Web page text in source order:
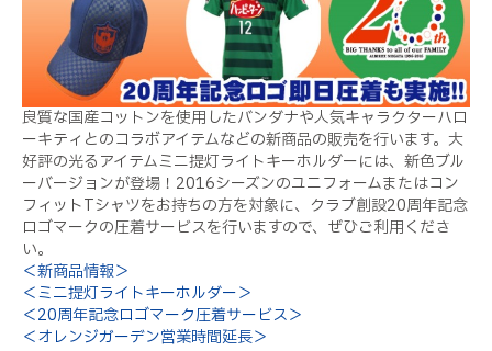
良質な国産コットンを使用したバンダナや人気キャラクターハロ
ーキティとのコラボアイテムなどの新商品の販売を行います。大
好評の光るアイテムミニ提灯ライトキーホルダーには、新色ブル
ーバージョンが登場！2016シーズンのユニフォームまたはコン
フィットTシャツをお持ちの方を対象に、クラブ創設20周年記念
ロゴマークの圧着サービスを行いますので、ぜひご利用くださ
い。
＜新商品情報＞
＜ミニ提灯ライトキーホルダー＞
＜20周年記念ロゴマーク圧着サービス＞
＜オレンジガーデン営業時間延長＞